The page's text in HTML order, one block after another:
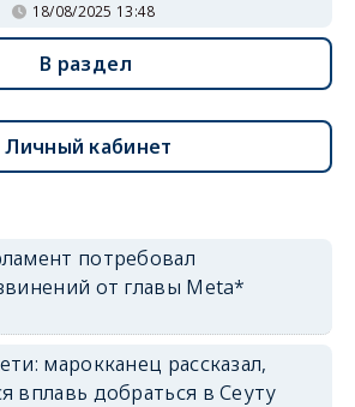
18/08/2025 13:48
В раздел
Личный кабинет
потребовал
от главы Meta*
марокканец рассказал,
вплавь добраться в Сеуту